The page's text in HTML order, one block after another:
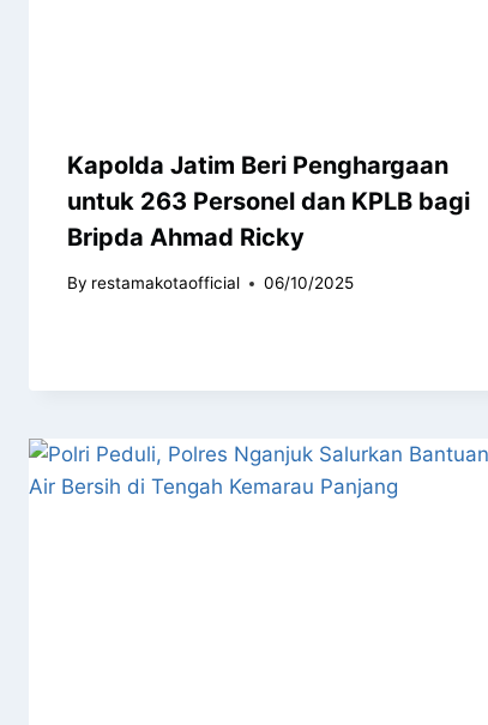
Kapolda Jatim Beri Penghargaan
untuk 263 Personel dan KPLB bagi
Bripda Ahmad Ricky
By restamakotaofficial 06/10/2025